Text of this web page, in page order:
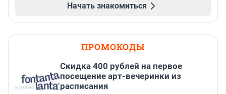
Начать знакомиться
ПРОМОКОДЫ
Cкидка 400 рублей на первое
посещение арт-вечеринки из
расписания